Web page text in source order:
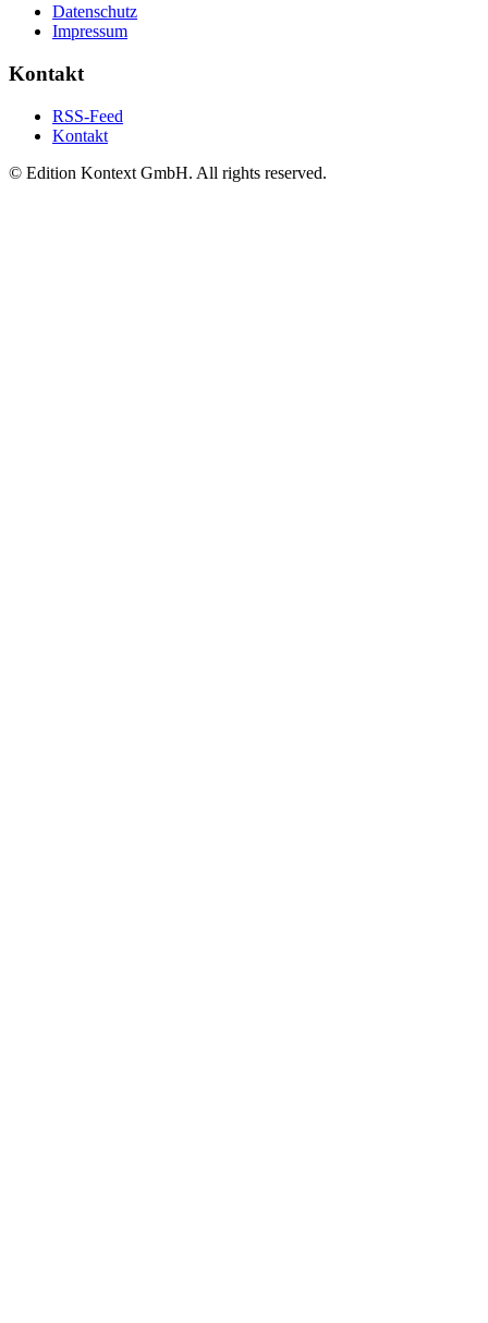
Datenschutz
Impressum
Kontakt
RSS-Feed
Kontakt
© Edition Kontext GmbH. All rights reserved.